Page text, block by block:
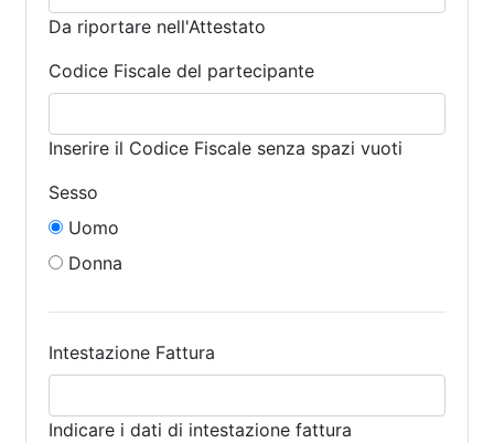
Da riportare nell'Attestato
Codice Fiscale del partecipante
Inserire il Codice Fiscale senza spazi vuoti
Sesso
Uomo
Donna
Intestazione Fattura
Indicare i dati di intestazione fattura